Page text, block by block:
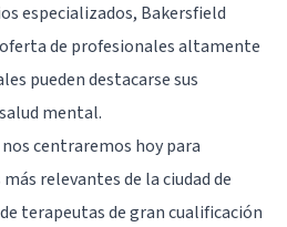
especializados, Bakersfield
de profesionales altamente
pueden destacarse sus
mental.
centraremos hoy para
relevantes de la ciudad de
terapeutas de gran cualificación